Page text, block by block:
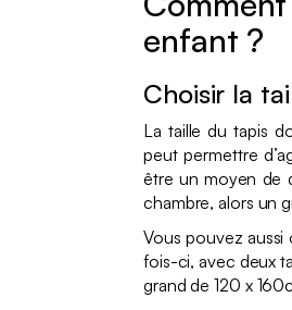
enfant ?
Choisir la
La taille du tapis
peut permettre
être un moyen de
chambre, alors un
Vous pouvez
fois-ci, avec deux
grand de 120 x